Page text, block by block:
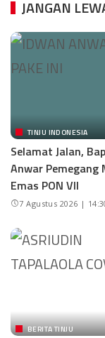
JANGAN
TINJU INDONESIA
Selamat Jalan,
Anwar Pemegang
Emas PON VII
7 Agustus 2026 |
BERITA TINJU